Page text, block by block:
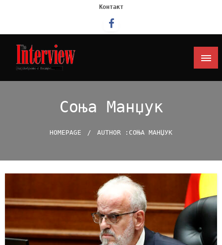
Контакт
Интервју
Соња Манџук
HOMEPAGE AUTHOR :СОЊА МАНЏУК